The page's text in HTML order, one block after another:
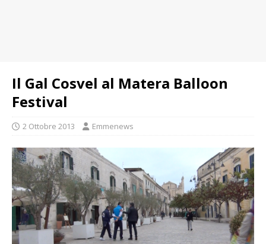
Il Gal Cosvel al Matera Balloon
Festival
2 Ottobre 2013 Emmenews